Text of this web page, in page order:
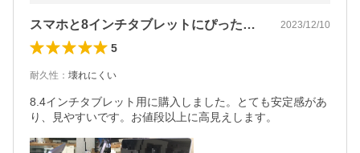
スマホと8インチタブレットにぴったりです 2023/12/10
5
耐久性 ： 壊れにくい
8.4インチタブレット用に購入しました。とても安定感があ
り、見やすいです。お値段以上に高見えします。